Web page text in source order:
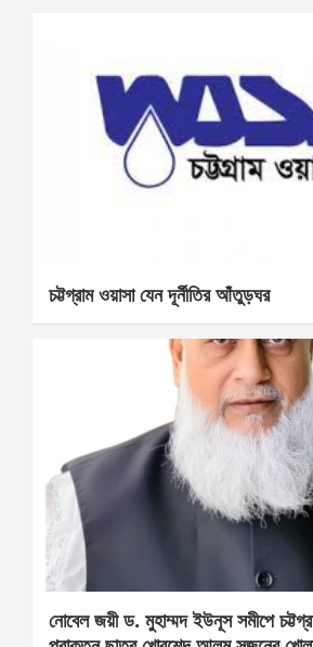
চট্টগ্রাম ওয়াসা যেন দূর্নীতির আঁতুড়ঘর
নোবেল জয়ী ড. মুহাম্মদ ইউনূস সমীপে